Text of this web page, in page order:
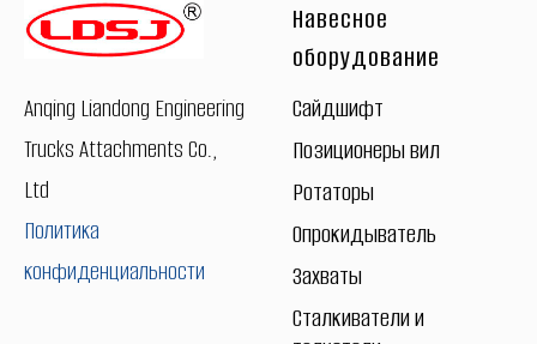
Anqing Liandong Engineering
Trucks Attachments Co.,
Ltd
Политика
конфиденциальности
Навесное
оборудование
Сайдшифт
Позиционеры вил
Ротаторы
Опрокидыватель
Захваты
Сталкиватели и